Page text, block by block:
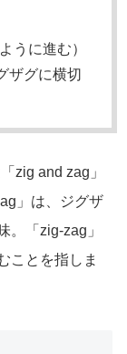
うに進む）
ザグに横切
zig and zag」
」は、ジグザ
。「zig-zag」
ことを指しま